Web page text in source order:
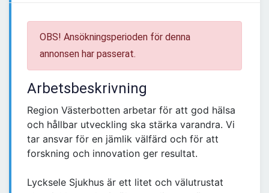
OBS! Ansökningsperioden för denna
annonsen har passerat.
Arbetsbeskrivning
Region Västerbotten arbetar för att god hälsa
och hållbar utveckling ska stärka varandra. Vi
tar ansvar för en jämlik välfärd och för att
forskning och innovation ger resultat.
Lycksele Sjukhus är ett litet och välutrustat